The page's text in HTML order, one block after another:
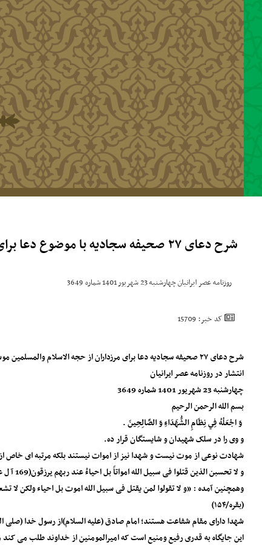
رفتن به محتوای اصلی
شرح دعای ۲۷ صحیفه سجادیه با موضوع دعا برای مرزداران _ شماره ۱۷۱ جلسه ۱۰۱
روزنامه عصر ایرانیان چهارشنبه 23 شهریور 1401 شماره 3649
کد خبر: 15709
شرح دعای ۲۷ صحیفه سجادیه دعا برای مرزداران از حجه الاسلام والمسلمین موسوی مطلق
انتشار در روزنامه عصر ایرانیان
چهارشنبه 23 شهریور 1401 شماره 3649
بسم الله الرحمن الرحیم
وَ اجْعَلْهُ فِي نِظَامِ الشُّهَدَاءِ وَ الصَّالِحِينَ .
و وی را در سلک شهیدان و شایستگان قرار ده.
شهادت نوعی از موت نیست و شهدا نیز از اموات نیستند بلکه مرتبه ای
و لا تحسبن الذین قتلوا فی سبیل الله امواتاً بل احیاءُ عند ربهم یرزقون(169 آ ل عمران)
و‌همچنین آمده : «و لا تقولوا لمن یقتل فی سبیل الله اموت بل احیاء ولکن لا
(بقره/۱۵۴)
شهدا دارای مقام شفاعت هستند؛ امام صادق (علیه السلام)از رسول خدا (صلی
این جایگاه به قدری رفیع ومنیع است که امیرالمومنین از خداوند طلب می